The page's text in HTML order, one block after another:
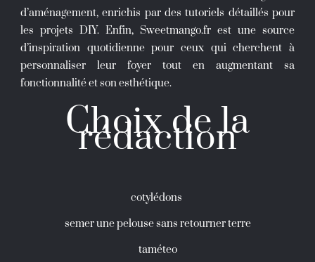
d’aménagement, enrichis par des tutoriels détaillés pour
les projets DIY. Enfin, Sweetmango.fr est une source
d’inspiration quotidienne pour ceux qui cherchent à
personnaliser leur foyer tout en augmentant sa
fonctionnalité et son esthétique.
Choix de la
rédaction
cotylédons
semer une pelouse sans retourner terre
taméteo